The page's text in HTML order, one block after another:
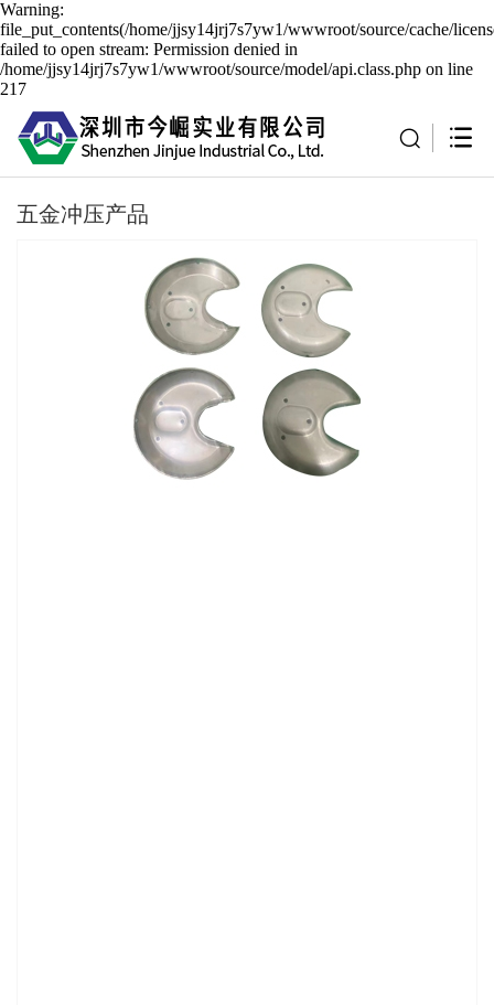
Warning:
file_put_contents(/home/jjsy14jrj7s7yw1/wwwroot/source/cache/
failed to open stream: Permission denied in
/home/jjsy14jrj7s7yw1/wwwroot/source/model/api.class.php on line
217
五金冲压产品